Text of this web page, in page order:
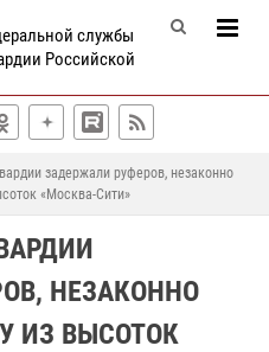
службы
Российской
задержали руферов, незаконно
«Москва-Сити»
НЕЗАКОННО
ИЗ ВЫСОТОК